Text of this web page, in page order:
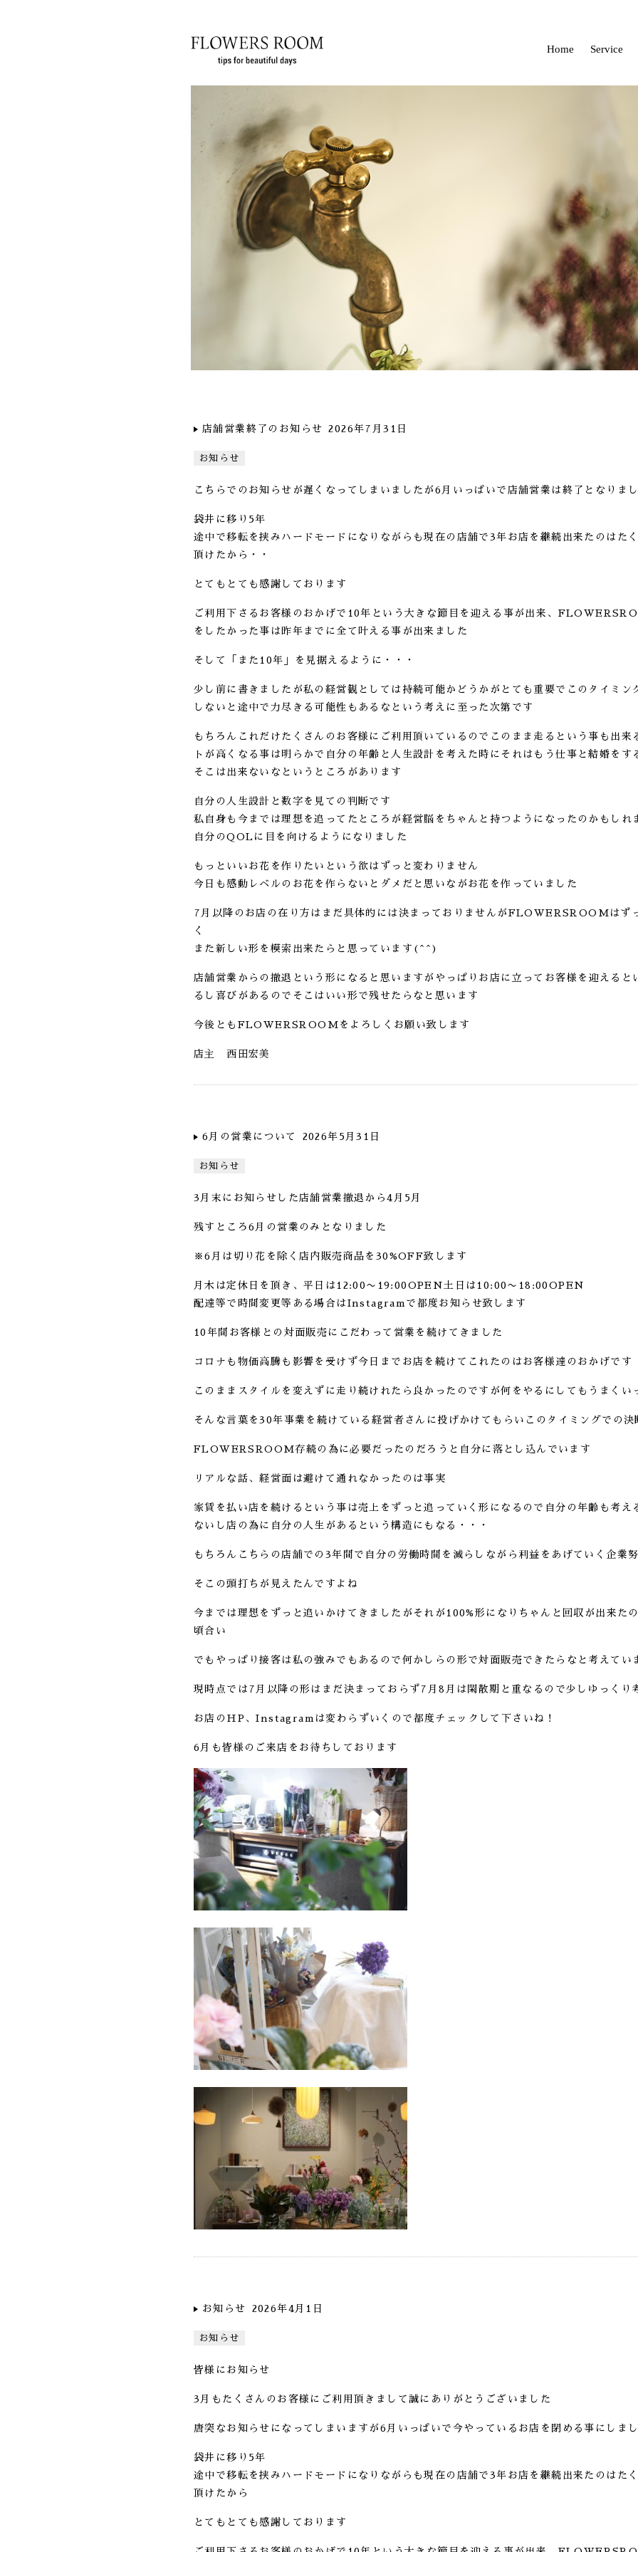
Home Service
店舗営業終了のお知らせ 2026年7月31日
お知らせ
こちらでのお知らせが遅くなってしまいましたが6月いっぱいで店舗営業は終了となりま
袋井に移り5年
途中で移転を挟みハードモードになりながらも現在の店舗で3年お店を継続出来たのはた
頂けたから・・
とてもとても感謝しております
ご利用下さるお客様のおかげで10年という大きな節目を迎える事が出来、
をしたかった事は昨年までに全て叶える事が出来ました
そして「また10年」を見据えるように・・・
少し前に書きましたが私の経営観としては持続可能かどうかがとても重要でこのタイミン
しないと途中で力尽きる可能性もあるなという考えに至った次第です
もちろんこれだけたくさんのお客様にご利用頂いているのでこのまま走るという事も出来
トが高くなる事は明らかで自分の年齢と人生設計を考えた時にそれはもう仕事と結婚をす
そこは出来ないなというところがあります
自分の人生設計と数字を見ての判断です
私自身も今までは理想を追ってたところが経営脳をちゃんと持つようになったのかもしれ
自分のQOLに目を向けるようになりました
もっといいお花を作りたいという欲はずっと変わりません
今日も感動レベルのお花を作らないとダメだと思いながお花を作っていました
7月以降のお店の在り方はまだ具体的には決まっておりませんがFLOWERSROOMはず
く
また新しい形を模索出来たらと思っています(^^)
店舗営業からの撤退という形になると思いますがやっぱりお店に立ってお客様を迎えると
るし喜びがあるのでそこはいい形で残せたらなと思います
今後ともFLOWERSROOMをよろしくお願い致します
店主 西田宏美
6月の営業について 2026年5月31日
お知らせ
3月末にお知らせした店舗営業撤退から4月5月
残すところ6月の営業のみとなりました
※6月は切り花を除く店内販売商品を30%OFF致します
月木は定休日を頂き、平日は12:00〜19:00OPEN土日は10:00〜18:00OPEN
配達等で時間変更等ある場合はInstagramで都度お知らせ致します
10年間お客様との対面販売にこだわって営業を続けてきました
コロナも物価高騰も影響を受けず今日までお店を続けてこれたのはお客様達のおかげです
このままスタイルを変えずに走り続けれたら良かったのですが何をやるにしてもうまくい
そんな言葉を30年事業を続けている経営者さんに投げかけてもらいこのタイミングでの決
FLOWERSROOM存続の為に必要だったのだろうと自分に落とし込んでいます
リアルな話、経営面は避けて通れなかったのは事実
家賃を払い店を続けるという事は売上をずっと追っていく形になるので自分の年齢も考え
ないし店の為に自分の人生があるという構造にもなる・・・
もちろんこちらの店舗での3年間で自分の労働時間を減らしながら利益をあげていく企業
そこの頭打ちが見えたんですよね
今までは理想をずっと追いかけてきましたがそれが100%形になりちゃんと回収が出来た
頃合い
でもやっぱり接客は私の強みでもあるので何かしらの形で対面販売できたらなと考えてい
現時点では7月以降の形はまだ決まっておらず7月8月は閑散期と重なるので少しゆっくり
お店のHP、Instagramは変わらずいくので都度チェックして下さいね！
6月も皆様のご来店をお待ちしております
お知らせ 2026年4月1日
お知らせ
皆様にお知らせ
3月もたくさんのお客様にご利用頂きまして誠にありがとうございました
唐突なお知らせになってしまいますが6月いっぱいで今やっているお店を閉める事にしま
袋井に移り5年
途中で移転を挟みハードモードになりながらも現在の店舗で3年お店を継続出来たのはた
頂けたから
とてもとても感謝しております